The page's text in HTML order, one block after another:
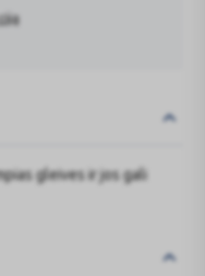
gleives ir jos gali